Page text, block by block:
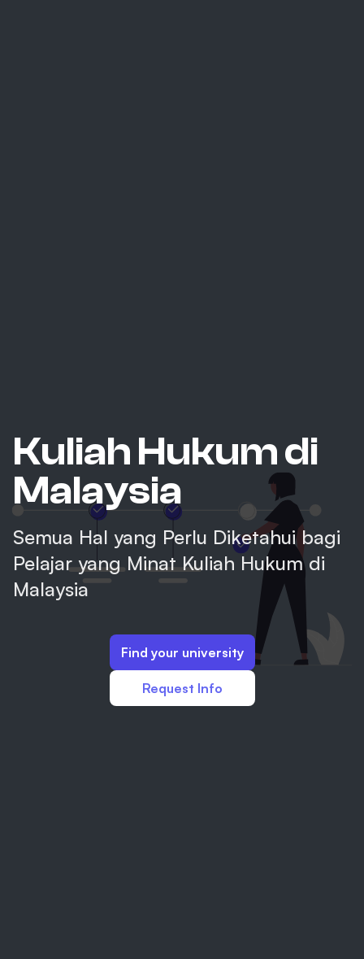
Kuliah Hukum di
Malaysia
Semua Hal yang Perlu Diketahui bagi
Pelajar yang Minat Kuliah Hukum di
Malaysia
Find your university
Request Info